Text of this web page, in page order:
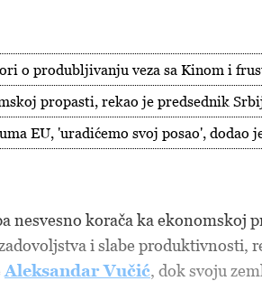
o produbljivanju veza sa Kinom i
propasti, rekao je predsednik
EU, 'uradićemo svoj posao', dodao
nesvesno korača ka ekonomskoj
i slabe produktivnosti,
Aleksandar Vučić, dok svoju